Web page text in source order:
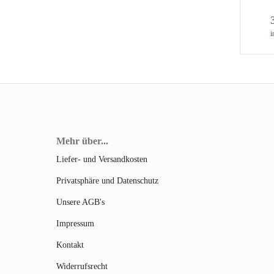
Mehr über...
Liefer- und Versandkosten
Privatsphäre und Datenschutz
Unsere AGB's
Impressum
Kontakt
Widerrufsrecht